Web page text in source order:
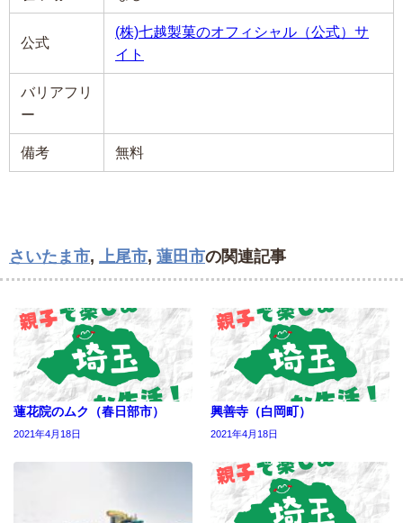
公式
(株)七越製菓のオフィシャル（公式）サ
イト
バリアフリ
ー
備考 無料
さいたま市, 上尾市, 蓮田市の関連記事
蓮花院のムク（春日部市）
2021年4月18日
興善寺（白岡町）
2021年4月18日